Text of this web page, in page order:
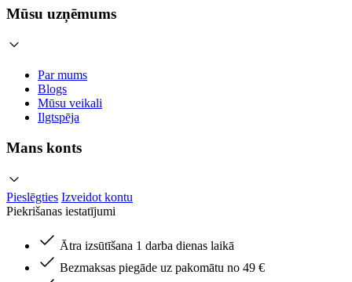
Mūsu uzņēmums
Par mums
Blogs
Mūsu veikali
Ilgtspēja
Mans konts
Pieslēgties Izveidot kontu
Piekrišanas iestatījumi
Ātra izsūtīšana 1 darba dienas laikā
Bezmaksas piegāde uz pakomātu no 49 €